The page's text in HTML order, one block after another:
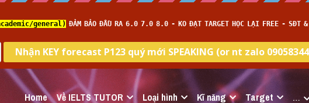
Home Về IELTS TUTOR Loại hình Kĩ năng Target …